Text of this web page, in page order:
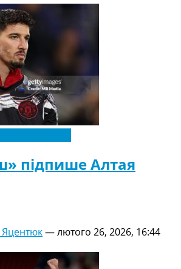
підпише Алтая
—лютого 26, 2026, 16:44